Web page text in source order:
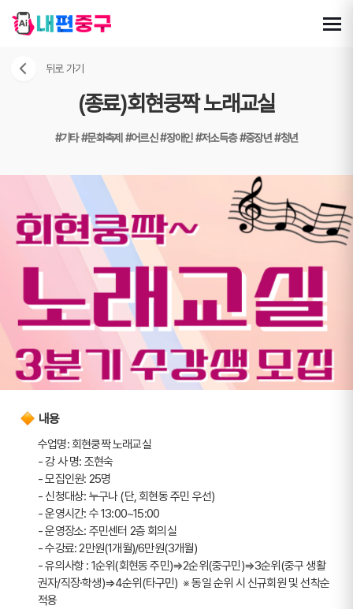
뒤로 가기
(종료)회현쿵짝 노래교실
#기타#문화축제#어르신#장애인#저소득층#중장년#청년
내용
수업명: 회현쿵짝 노래교실
- 강 사 명: 조현숙
- 모집인원: 25명
- 신청대상: 누구나 (단, 회현동 주민 우선)
- 운영시간: 수 13:00~15:00
- 운영장소: 주민센터 2층 회의실
- 수강료: 2만원(1개월)/6만원(3개월)
- 유의사항 : 1순위(회현동 주민)⇒2순위(중구민)⇒3순위(중구 생활
권자/직장·학생)⇒4순위(타구민)  ※ 동일 순위 시 신규회원 및 선착순
적용